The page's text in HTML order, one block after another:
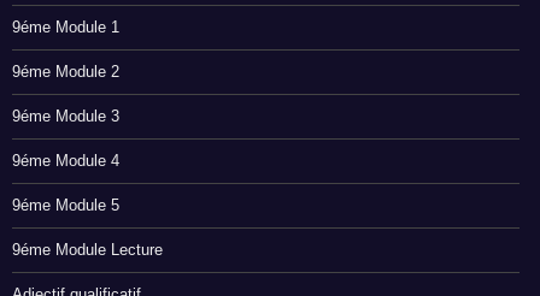
9éme Module 1
9éme Module 2
9éme Module 3
9éme Module 4
9éme Module 5
9éme Module Lecture